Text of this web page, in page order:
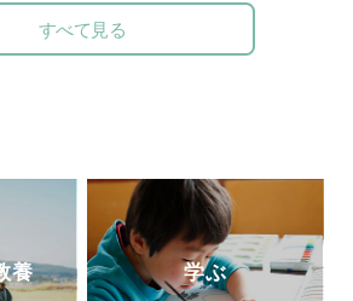
力よりも興味を育てる探究メソッドのす
て 元素編』(方丈社)、『強烈なオヤジが
tanqgakusha.jp/
日本関東病院小児科などを経て現職。４
の女の子の母でもある。”
すべて見る
養 学ぶ